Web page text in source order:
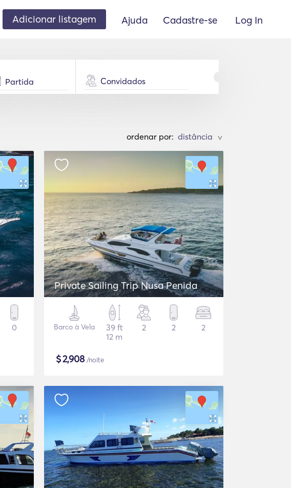
Adicionar listagem Ajuda Cadastre-se Log In
Convidados
ordenar por: >
0
Private Sailing Trip Nusa Penida
Barco à Vela
39 ft
12 m
2 2 2
$2,908/noite